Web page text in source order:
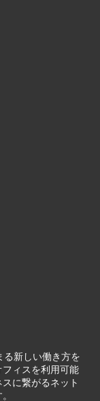
る新しい働き方を
ィスを利用可能
に繋がるネット